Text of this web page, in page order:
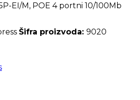
EI/M, POE 4 portni 10/100Mb
Šifra proizvoda: 9020